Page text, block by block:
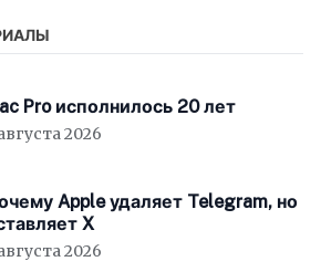
Pro исполнилось 20 лет
2026
Apple удаляет Telegram, но
X
2026